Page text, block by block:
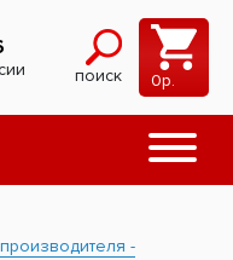
поиск 0р.
-